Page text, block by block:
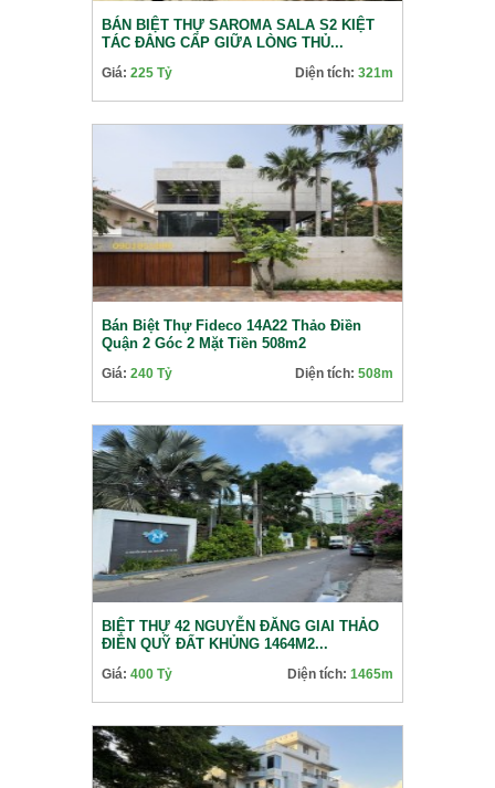
BÁN BIỆT THỰ SAROMA SALA S2 KIỆT
TÁC ĐẲNG CẤP GIỮA LÒNG THỦ...
Giá: 225 Tỷ Diện tích: 321m
Bán Biệt Thự Fideco 14A22 Thảo Điền
Quận 2 Góc 2 Mặt Tiền 508m2
Giá: 240 Tỷ Diện tích: 508m
BIỆT THỰ 42 NGUYỄN ĐĂNG GIAI THẢO
ĐIỀN QUỸ ĐẤT KHỦNG 1464M2...
Giá: 400 Tỷ Diện tích: 1465m